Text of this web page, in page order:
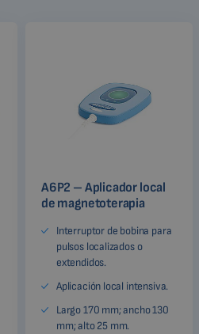
A6P2 – Aplicador local
de magnetoterapia
Interruptor de bobina para
pulsos localizados o
extendidos.
Aplicación local intensiva.
Largo 170 mm; ancho 130
mm; alto 25 mm.